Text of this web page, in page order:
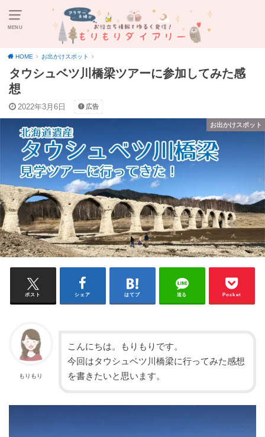
MENU
HOME お出かけスポット
タウシュベツ川橋梁ツアーに参加してみた感
想
2022年3月6日 広告
お出かけスポット
ポスト シェア はてブ 送る Pocket
もりもり
こんにちは。もりもりです。
今回はタウシュベツ川橋梁に行ってみた感想
を書きたいと思います。